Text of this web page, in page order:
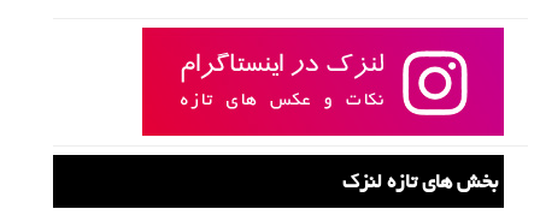
بخش های تازه لنزک